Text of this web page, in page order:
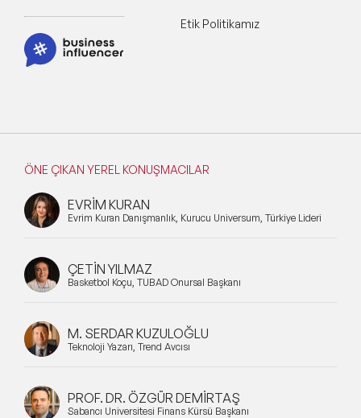
Etik Politikamız
ÖNE ÇIKAN YEREL KONUŞMACILAR
EVRİM KURAN
Evrim Kuran Danışmanlık, Kurucu Universum, Türkiye Lideri
ÇETİN YILMAZ
Basketbol Koçu, TÜBAD Onursal Başkanı
M. SERDAR KUZULOĞLU
Teknoloji Yazarı, Trend Avcısı
PROF. DR. ÖZGÜR DEMİRTAŞ
Sabancı Üniversitesi Finans Kürsü Başkanı